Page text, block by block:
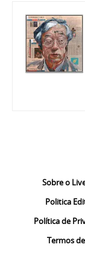
Sobre o
Politica
Política de
Termos